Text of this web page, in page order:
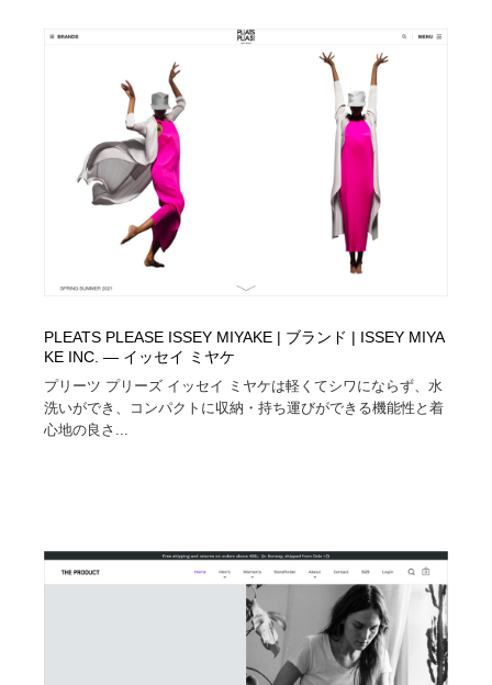
PLEATS PLEASE ISSEY MIYAKE | ブランド | ISSEY MIYA
KE INC. — イッセイ ミヤケ
プリーツ プリーズ イッセイ ミヤケは軽くてシワにならず、水
洗いができ、コンパクトに収納・持ち運びができる機能性と着
心地の良さ...